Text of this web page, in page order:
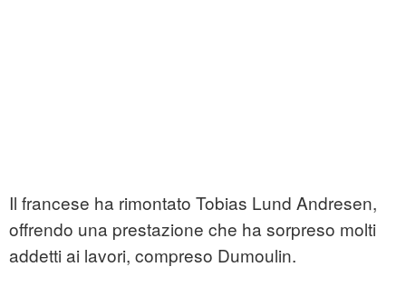
Il francese ha rimontato Tobias Lund Andresen,
offrendo una prestazione che ha sorpreso molti
addetti ai lavori, compreso Dumoulin.